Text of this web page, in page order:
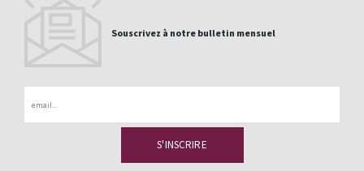
Souscrivez à notre bulletin mensuel